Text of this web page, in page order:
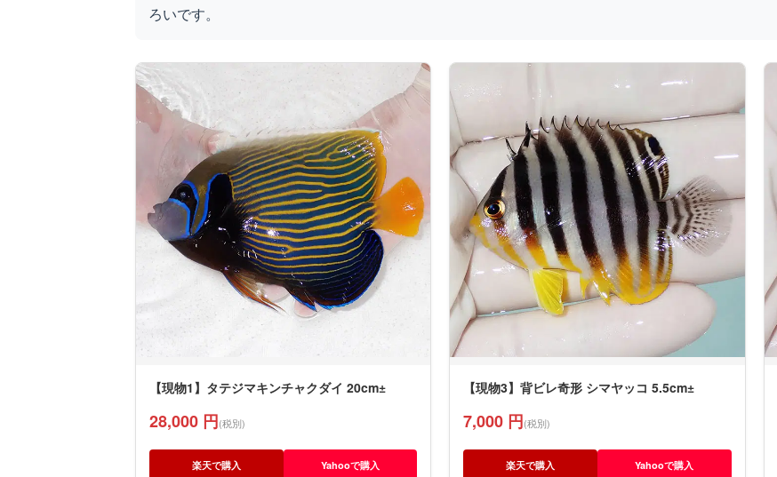
ろいです。
【現物1】タテジマキンチャクダイ 20cm±
28,000 円(税別)
楽天で購入 Yahooで購入
【現物3】背ビレ奇形 シマヤッコ 5.5cm±
7,000 円(税別)
楽天で購入 Yahooで購入